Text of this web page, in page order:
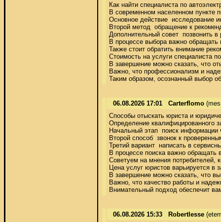
Как найти специалиста по
В современном населенном пункте
Основное действие  исследование
Второй метод  обращение к
Дополнительный совет  позвонить
В процессе выбора важно
Также стоит обратить внимание
Стоимость на услуги специалиста
В завершение можно сказать, что
Важно, что профессионализм и
Таким образом, осознанный выбор
06.08.2026 17:01 Carterflomo
Способы отыскать юриста и
Определение квалифицированного
Начальный этап  поиск информации
Второй способ  звонок к
Третий вариант  написать в
В процессе поиска важно обращать
Советуем на мнения
Цена услуг юристов варьируется в
В завершение можно сказать, что
Важно, что качество работы и
Внимательный подход обеспечит
06.08.2026 15:33 Robertlesse